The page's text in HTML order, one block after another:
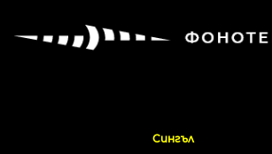
Сингъл